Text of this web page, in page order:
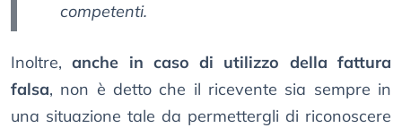
competenti.
Inoltre,anche in caso di utilizzo della fattura
falsa, non è detto che il ricevente sia sempre in
una situazione tale da permettergli di riconoscere